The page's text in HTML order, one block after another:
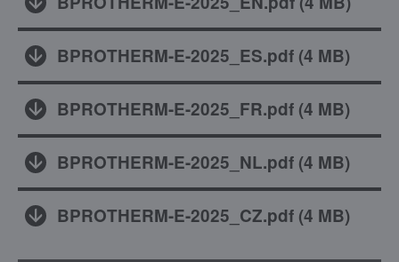
BPROTHERM-E-2025_ES.pdf (4 MB)
BPROTHERM-E-2025_FR.pdf (4 MB)
BPROTHERM-E-2025_NL.pdf (4 MB)
BPROTHERM-E-2025_CZ.pdf (4 MB)